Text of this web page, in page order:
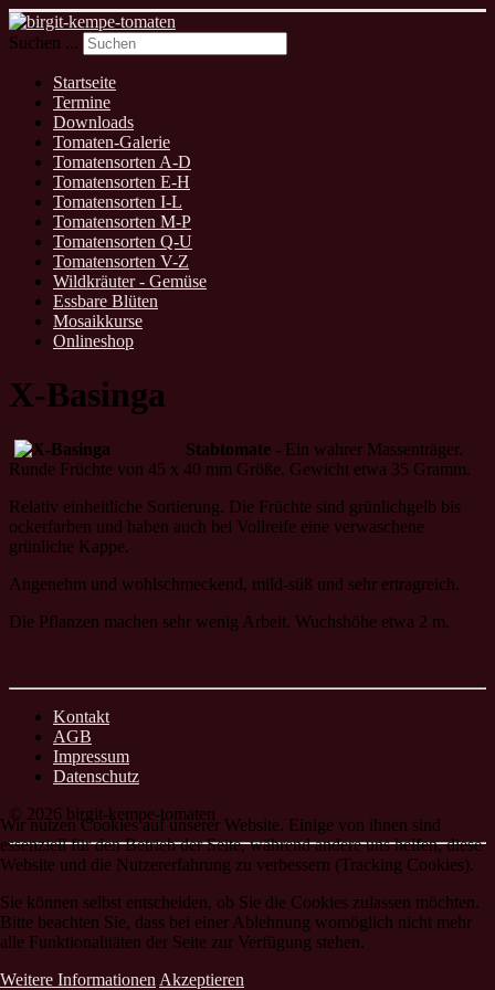
Suchen ...
Startseite
Termine
Downloads
Tomaten-Galerie
Tomatensorten A-D
Tomatensorten E-H
Tomatensorten I-L
Tomatensorten M-P
Tomatensorten Q-U
Tomatensorten V-Z
Wildkräuter - Gemüse
Essbare Blüten
Mosaikkurse
Onlineshop
X-Basinga
Stabtomate - Ein wahrer Massenträger.
Runde Früchte von 45 x 40 mm Größe. Gewicht etwa 35 Gramm.
Relativ einheitliche Sortierung. Die Früchte sind grünlichgelb bis
ockerfarben und haben auch bei Vollreife eine verwaschene
grünliche Kappe.
Angenehm und wohlschmeckend, mild-süß und sehr ertragreich.
Die Pflanzen machen sehr wenig Arbeit. Wuchshöhe etwa 2 m.
Kontakt
AGB
Impressum
Datenschutz
© 2026 birgit-kempe-tomaten
Wir nutzen Cookies auf unserer Website. Einige von ihnen sind
essenziell für den Betrieb der Seite, während andere uns helfen, diese
Website und die Nutzererfahrung zu verbessern (Tracking Cookies).
Sie können selbst entscheiden, ob Sie die Cookies zulassen möchten.
Bitte beachten Sie, dass bei einer Ablehnung womöglich nicht mehr
alle Funktionalitäten der Seite zur Verfügung stehen.
Weitere Informationen Akzeptieren